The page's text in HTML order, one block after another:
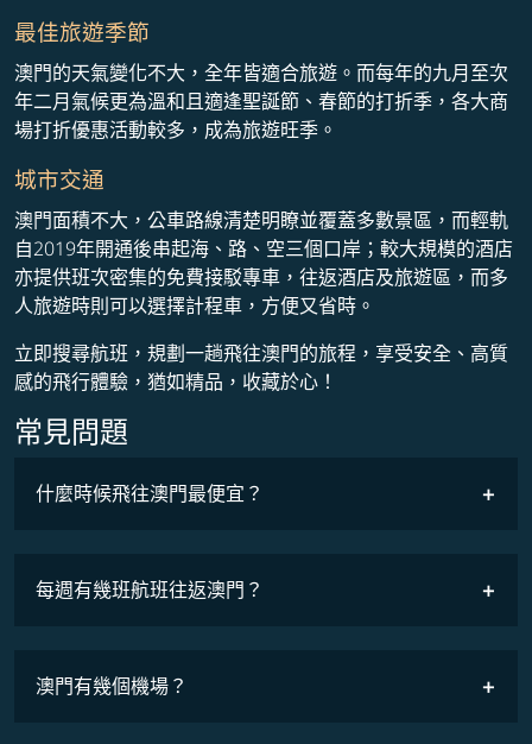
最佳旅遊季節
澳門的天氣變化不大，全年皆適合旅遊。而每年的九月至次
年二月氣候更為溫和且適逢聖誕節、春節的打折季，各大商
場打折優惠活動較多，成為旅遊旺季。
城市交通
澳門面積不大，公車路線清楚明瞭並覆蓋多數景區，而輕軌
自2019年開通後串起海、路、空三個口岸；較大規模的酒店
亦提供班次密集的免費接駁專車，往返酒店及旅遊區，而多
人旅遊時則可以選擇計程車，方便又省時。
立即搜尋航班，規劃一趟飛往澳門的旅程，享受安全、高質
感的飛行體驗，猶如精品，收藏於心！
常見問題
什麼時候飛往澳門最便宜？
COSMILE會員
每週有幾班航班往返澳門？
澳門有幾個機場？